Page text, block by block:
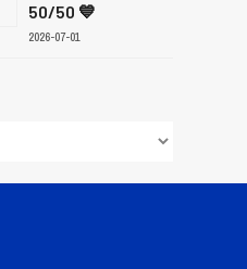
50/50 💙
2026-07-01